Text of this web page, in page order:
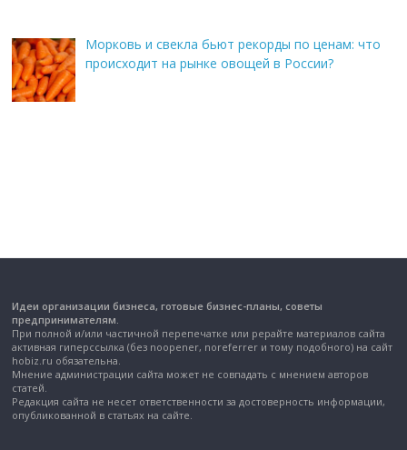
Морковь и свекла бьют рекорды по ценам: что
происходит на рынке овощей в России?
Идеи организации бизнеса, готовые бизнес-планы, советы
предпринимателям.
При полной и/или частичной перепечатке или рерайте материалов сайта
активная гиперссылка (без noopener, noreferrer и тому подобного) на сайт
hobiz.ru обязательна.
Мнение администрации сайта может не совпадать с мнением авторов
статей.
Редакция сайта не несет ответственности за достоверность информации,
опубликованной в статьях на сайте.